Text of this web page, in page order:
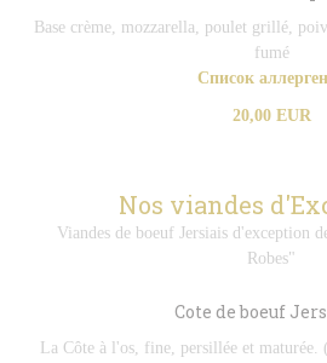
Base crème, mozzarella, poulet grillé,
fumé
Список
20,00 EUR
Nos viandes
Viandes de boeuf Jersiais d'exception
Robes"
Cote de boeuf
La Côte à l'os, fine, persillée et maturée.